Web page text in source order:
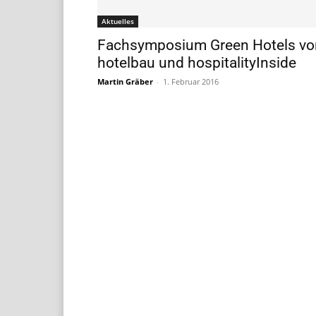
Aktuelles
Fachsymposium Green Hotels
hotelbau und hospitalityInside
Martin Gräber - 1. Februar 2016